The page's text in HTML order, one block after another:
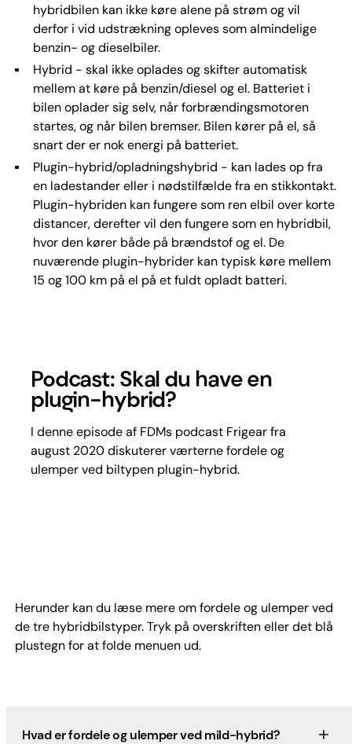
hybridbilen kan ikke køre alene på strøm og vil
derfor i vid udstrækning opleves som almindelige
benzin- og dieselbiler.
Hybrid - skal ikke oplades og skifter automatisk
mellem at køre på benzin/diesel og el. Batteriet i
bilen oplader sig selv, når forbrændingsmotoren
startes, og når bilen bremser. Bilen kører på el, så
snart der er nok energi på batteriet.
Plugin-hybrid/opladningshybrid - kan lades op fra
en ladestander eller i nødstilfælde fra en stikkontakt.
Plugin-hybriden kan fungere som ren elbil over korte
distancer, derefter vil den fungere som en hybridbil,
hvor den kører både på brændstof og el. De
nuværende plugin-hybrider kan typisk køre mellem
15 og 100 km på el på et fuldt opladt batteri.
Podcast: Skal du have en
plugin-hybrid?
I denne episode af FDMs podcast Frigear fra
august 2020 diskuterer værterne fordele og
ulemper ved biltypen plugin-hybrid.
Herunder kan du læse mere om fordele og ulemper ved
de tre hybridbilstyper. Tryk på overskriften eller det blå
plustegn for at folde menuen ud.
Hvad er fordele og ulemper ved mild-hybrid?